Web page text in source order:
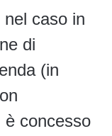
caso in
di
(in
è concesso